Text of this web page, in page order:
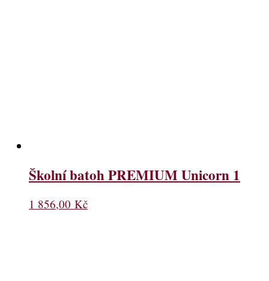
Školní batoh PREMIUM Unicorn 1
1 856,00 Kč